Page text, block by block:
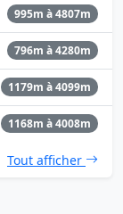
995m à 4807m
796m à 4280m
1179m à 4099m
1168m à 4008m
Tout afficher